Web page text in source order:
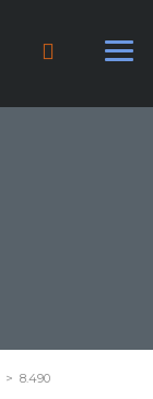
> 8.490